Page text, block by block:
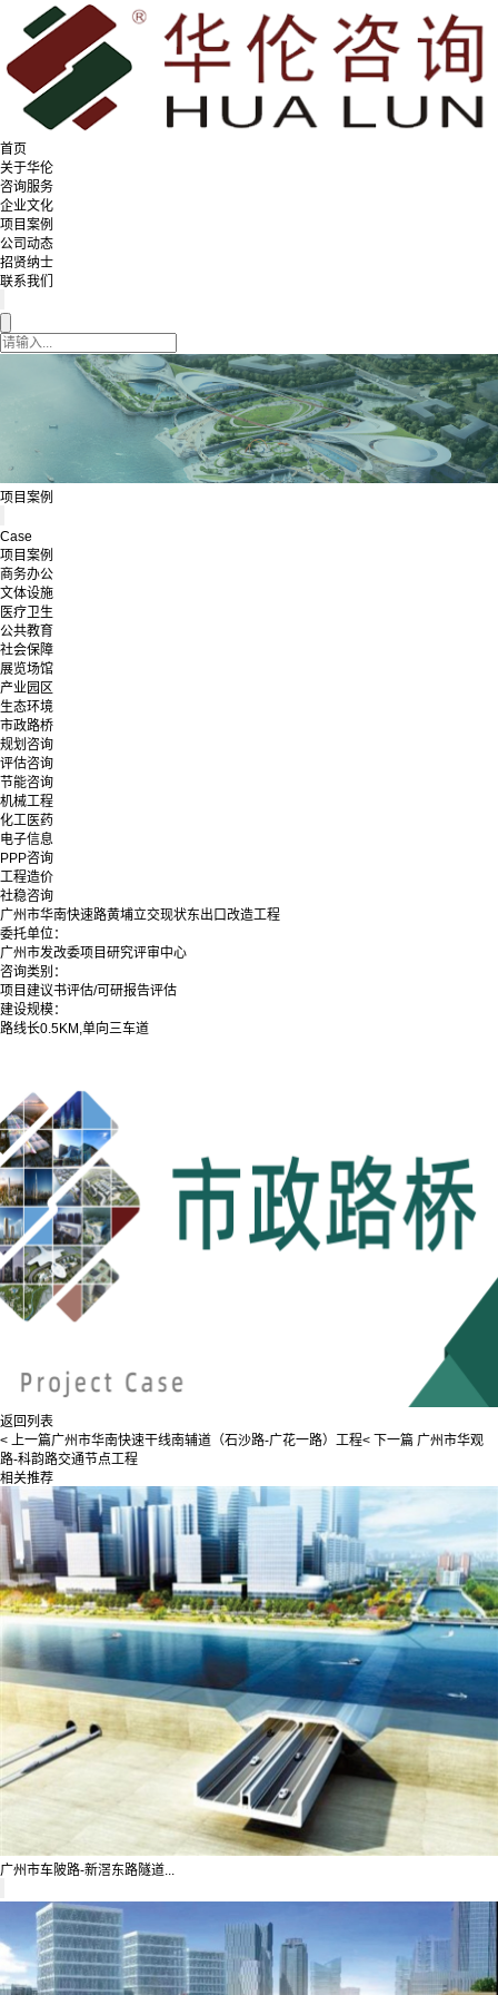
首页
关于华伦
咨询服务
企业文化
项目案例
公司动态
招贤纳士
联系我们
项目案例
Case
项目案例
商务办公
文体设施
医疗卫生
公共教育
社会保障
展览场馆
产业园区
生态环境
市政路桥
规划咨询
评估咨询
节能咨询
机械工程
化工医药
电子信息
PPP咨询
工程造价
社稳咨询
广州市华南快速路黄埔立交现状东出口改造工程
委托单位：
广州市发改委项目研究评审中心
咨询类别：
项目建议书评估/可研报告评估
建设规模：
路线长0.5KM,单向三车道
返回列表
< 上一篇广州市华南快速干线南辅道（石沙路-广花一路）工程< 下一篇 广州市华观
路-科韵路交通节点工程
相关推荐
广州市车陂路-新滘东路隧道...